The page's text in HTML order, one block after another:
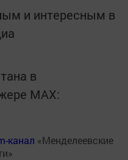
и интересным в
в
MАХ:
канал «Менделеевские